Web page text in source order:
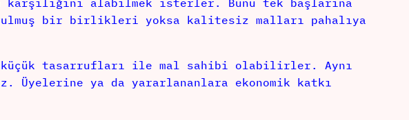
alabilmek isterler. Bunu tek başlarına
bir birlikleri yoksa kalitesiz malları pahalıya
tasarrufları ile mal sahibi olabilirler. Aynı
Üyelerine ya da yararlananlara ekonomik katkı